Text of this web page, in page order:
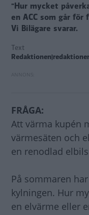
"Hur mycket
en ACC som går för
Vi Bilägare svarar.
Text
FRÅGA:
Att värma kupén
värmesäten och
en renodlad
På sommaren
kylningen. Hur
en elvärme eller